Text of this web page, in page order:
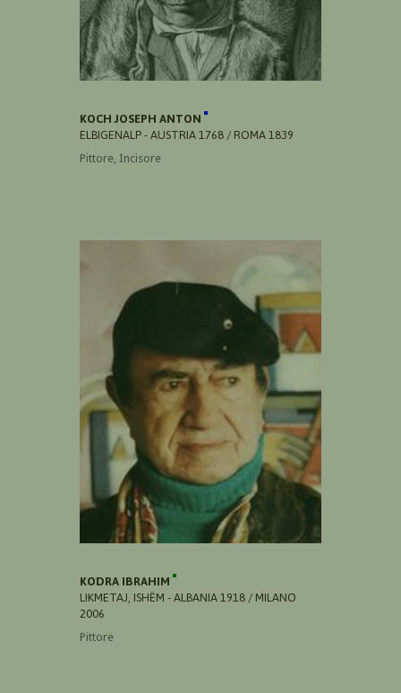
KOCH JOSEPH ANTON
ELBIGENALP - AUSTRIA 1768 / ROMA 1839
Pittore, Incisore
KODRA IBRAHIM
LIKMETAJ, ISHËM - ALBANIA 1918 / MILANO
2006
Pittore